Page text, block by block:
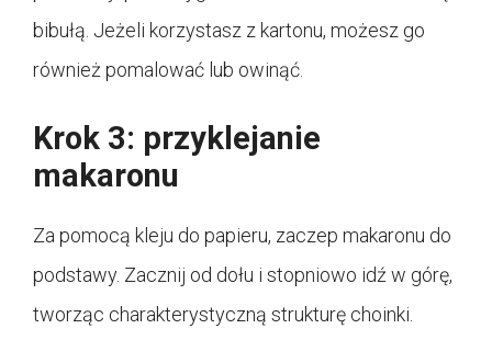
bibułą. Jeżeli korzystasz z kartonu, możesz go
również pomalować lub owinąć.
Krok 3: przyklejanie
makaronu
Za pomocą kleju do papieru, zaczep makaronu do
podstawy. Zacznij od dołu i stopniowo idź w górę,
tworząc charakterystyczną strukturę choinki.